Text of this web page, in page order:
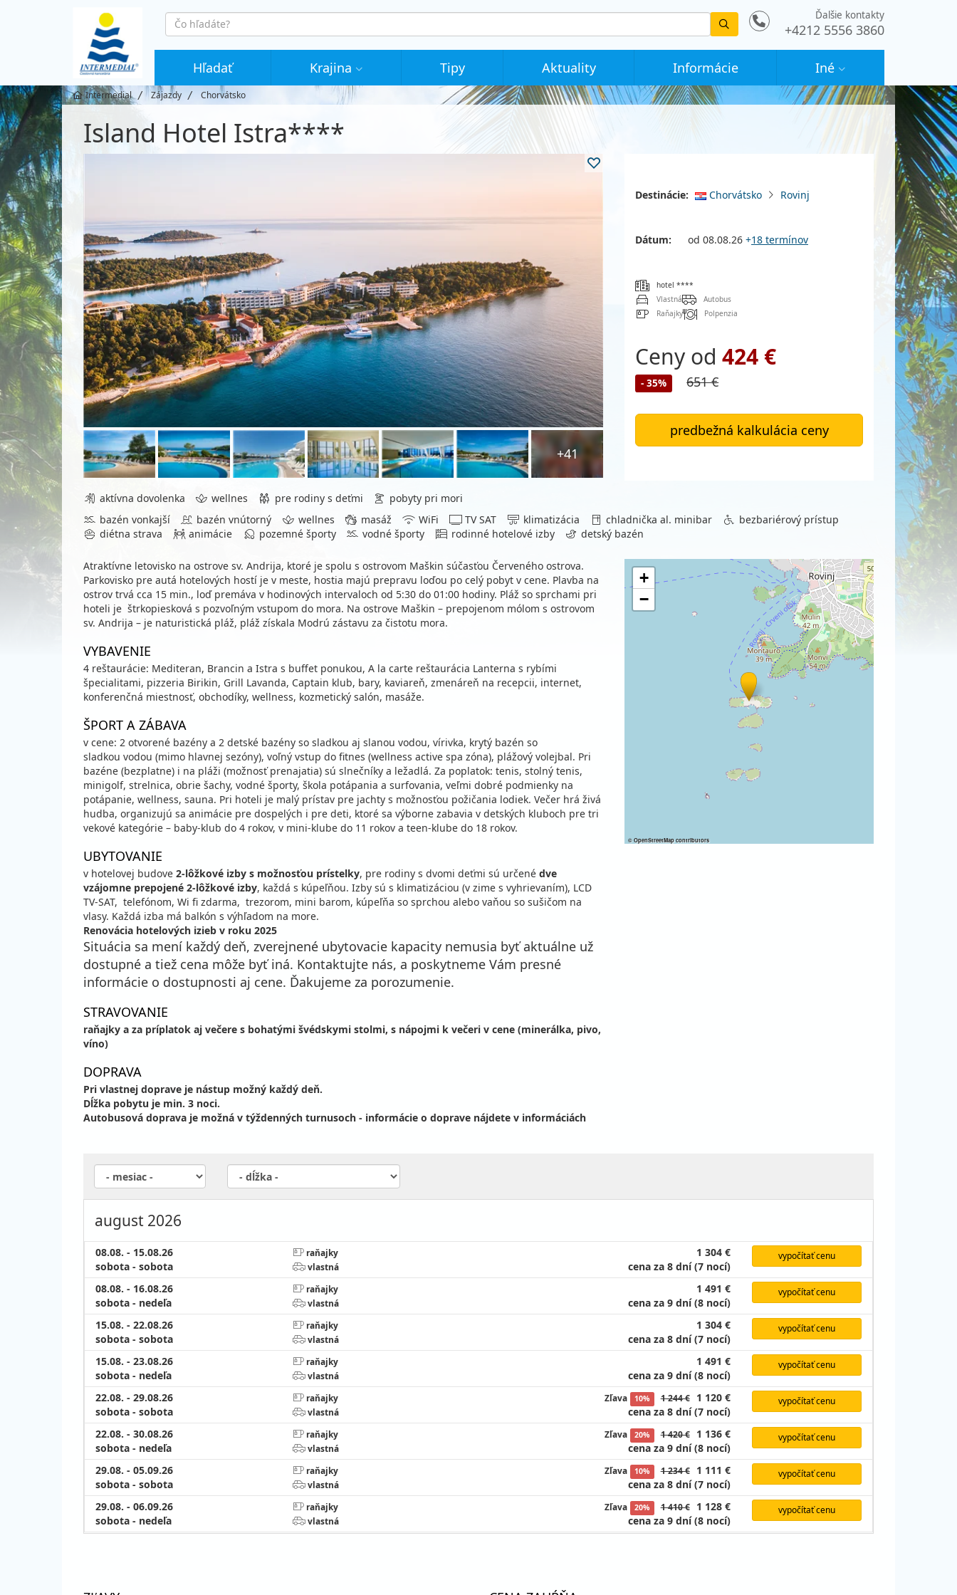
co
hledáte
Vyhledat
Ďalšie kontakty
+4212 5556 3860
Hľadať Krajina Tipy Aktuality Informácie Iné
Intermedial Zájazdy Chorvátsko
Island Hotel Istra****
Destinácie: Chorvátsko Rovinj
Dátum: od 08.08.26 +18 termínov
hotel ****
Vlastná
Autobus
Raňajky
Polpenzia
Ceny od 424 €
- 35% 651 €
predbežná kalkulácia ceny
+41
aktívna dovolenka wellnes pre rodiny s deťmi
pobyty pri mori
bazén vonkajší
bazén vnútorný wellnes masáž WiFi TV SAT klimatizácia chladnička al. minibar
bezbariérový prístup
diétna strava
animácie pozemné športy vodné športy rodinné hotelové izby detský bazén
Atraktívne letovisko na ostrove sv. Andrija, ktoré je spolu s ostrovom Maškin súčasťou Červeného ostrova.
Parkovisko pre autá hotelových hostí je v meste, hostia majú prepravu loďou po celý pobyt v cene. Plavba na
ostrov trvá cca 15 min., loď premáva v hodinových intervaloch od 5:30 do 01:00 hodiny. Pláž so sprchami pri
hoteli je štrkopiesková s pozvoľným vstupom do mora. Na ostrove Maškin – prepojenom mólom s ostrovom
sv. Andrija – je naturistická pláž, pláž získala Modrú zástavu za čistotu mora.
VYBAVENIE
4 reštaurácie: Mediteran, Brancin a Istra s buffet ponukou, A la carte reštaurácia Lanterna s rybími
špecialitami, pizzeria Birikin, Grill Lavanda, Captain klub, bary, kaviareň, zmenáreň na recepcii, internet,
konferenčná miestnosť, obchodíky, wellness, kozmetický salón, masáže.
ŠPORT A ZÁBAVA
v cene: 2 otvorené bazény a 2 detské bazény so sladkou aj slanou vodou, vírivka, krytý bazén so
sladkou vodou (mimo hlavnej sezóny), voľný vstup do fitnes (wellness active spa zóna), plážový volejbal. Pri
bazéne (bezplatne) i na pláži (možnosť prenajatia) sú slnečníky a ležadlá. Za poplatok: tenis, stolný tenis,
minigolf, strelnica, obrie šachy, vodné športy, škola potápania a surfovania, veľmi dobré podmienky na
potápanie, wellness, sauna. Pri hoteli je malý prístav pre jachty s možnosťou požičania lodiek. Večer hrá živá
hudba, organizujú sa animácie pre dospelých i pre deti, ktoré sa výborne zabavia v detských kluboch pre tri
vekové kategórie – baby-klub do 4 rokov, v mini-klube do 11 rokov a teen-klube do 18 rokov.
UBYTOVANIE
v hotelovej budove 2-lôžkové izby s možnosťou prístelky, pre rodiny s dvomi deťmi sú určené dve
vzájomne prepojené 2-lôžkové izby, každá s kúpeľňou. Izby sú s klimatizáciou (v zime s vyhrievaním), LCD
TV-SAT, telefónom, Wi fi zdarma, trezorom, mini barom, kúpeľňa so sprchou alebo vaňou so sušičom na
vlasy. Každá izba má balkón s výhľadom na more.
Renovácia hotelových izieb v roku 2025
Situácia sa mení každý deň, zverejnené ubytovacie kapacity nemusia byť aktuálne už
dostupné a tiež cena môže byť iná. Kontaktujte nás, a poskytneme Vám presné
informácie o dostupnosti aj cene. Ďakujeme za porozumenie.
STRAVOVANIE
raňajky a za príplatok aj večere s bohatými švédskymi stolmi, s nápojmi k večeri v cene (minerálka, pivo,
víno)
DOPRAVA
Pri vlastnej doprave je nástup možný každý deň.
Dĺžka pobytu je min. 3 noci.
Autobusová doprava je možná v týždenných turnusoch - informácie o doprave nájdete v informáciách
+
−
© OpenStreetMap contributors
august 2026
08.08. - 15.08.26
sobota - sobota
raňajky
vlastná
1 304 €
cena za 8 dní (7 nocí)
vypočítať cenu
08.08. - 16.08.26
sobota - nedeľa
raňajky
vlastná
1 491 €
cena za 9 dní (8 nocí)
vypočítať cenu
15.08. - 22.08.26
sobota - sobota
raňajky
vlastná
1 304 €
cena za 8 dní (7 nocí)
vypočítať cenu
15.08. - 23.08.26
sobota - nedeľa
raňajky
vlastná
1 491 €
cena za 9 dní (8 nocí)
vypočítať cenu
22.08. - 29.08.26
sobota - sobota
raňajky
vlastná
Zľava 10% 1 244 €
1 120 €
cena za 8 dní (7 nocí)
vypočítať cenu
22.08. - 30.08.26
sobota - nedeľa
raňajky
vlastná
Zľava 20% 1 420 €
1 136 €
cena za 9 dní (8 nocí)
vypočítať cenu
29.08. - 05.09.26
sobota - sobota
raňajky
vlastná
Zľava 10% 1 234 €
1 111 €
cena za 8 dní (7 nocí)
vypočítať cenu
29.08. - 06.09.26
sobota - nedeľa
raňajky
vlastná
Zľava 20% 1 410 €
1 128 €
cena za 9 dní (8 nocí)
vypočítať cenu